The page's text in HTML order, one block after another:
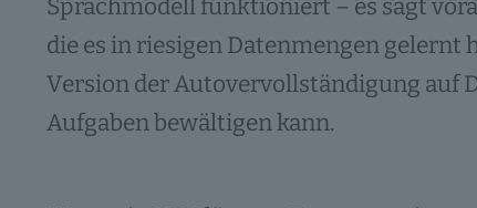
Sprachmodell funktioniert – es sagt
die es in riesigen Datenmengen
Version der Autovervollständigung auf
Aufgaben bewältigen kann.